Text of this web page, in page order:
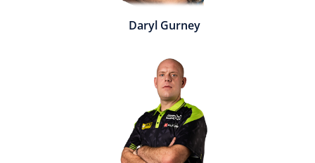
Daryl Gurney